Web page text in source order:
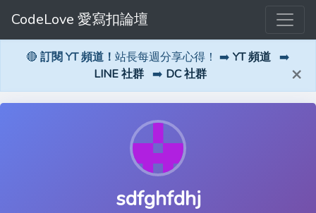
CodeLove 愛寫扣論壇
🔴 訂閱 YT 頻道！ 站長每週分享心得！ ➡️ YT 頻道 ➡️
LINE 社群 ➡️ DC 社群 ×
sdfghfdhj